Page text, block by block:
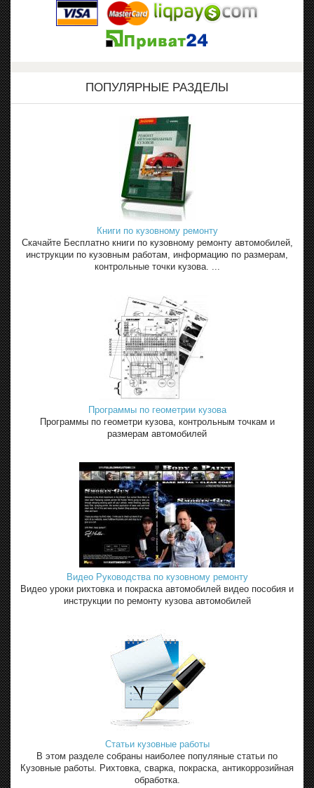
ПОПУЛЯРНЫЕ РАЗДЕЛЫ
Книги по кузовному ремонту
Скачайте Бесплатно книги по кузовному ремонту автомобилей,
инструкции по кузовным работам, информацию по размерам,
контрольные точки кузова. ...
Программы по геометрии кузова
Программы по геометри кузова, контрольным точкам и
размерам автомобилей
Видео Руководства по кузовному ремонту
Видео уроки рихтовка и покраска автомобилей видео пособия и
инструкции по ремонту кузова автомобилей
Статьи кузовные работы
В этом разделе собраны наиболее популяные статьи по
Кузовные работы. Рихтовка, сварка, покраска, антикоррозийная
обработка.